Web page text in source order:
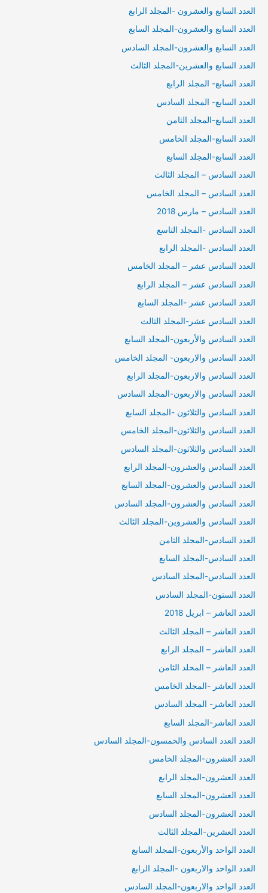
العدد السابع والعشرون -المجلد الرابع
العدد السابع والعشرون-المجلد السابع
العدد السابع والعشرون-المجلد السادس
العدد السابع والعشرين-المجلد الثالث
العدد السابع- المجلد الرابع
العدد السابع- المجلد السادس
العدد السابع-المجلد الثامن
العدد السابع-المجلد الخامس
العدد السابع-المجلد السابع
العدد السادس – المجلد الثالث
العدد السادس – المجلد الخامس
العدد السادس – مارس 2018
العدد السادس -المجلد التاسع
العدد السادس -المجلد الرابع
العدد السادس عشر – المجلد الخامس
العدد السادس عشر – المجلد الرابع
العدد السادس عشر -المجلد السابع
العدد السادس عشر-المجلد الثالث
العدد السادس والأربعون-المجلد السابع
العدد السادس والاربعون- المجلد الخامس
العدد السادس والاربعون-المجلد الرابع
العدد السادس والاربعون-المجلد السادس
العدد السادس والثلاثون -المجلد السابع
العدد السادس والثلاثون-المجلد الخامس
العدد السادس والثلاثون-المجلد السادس
العدد السادس والعشرون-المجلد الرابع
العدد السادس والعشرون-المجلد السابع
العدد السادس والعشرون-المجلد السادس
العدد السادس والعشروين-المجلد الثالث
العدد السادس-المجلد الثامن
العدد السادس-المجلد السابع
العدد السادس-المجلد السادس
العدد الستون-المجلد السادس
العدد العاشر – ابريل 2018
العدد العاشر – المجلد الثالث
العدد العاشر – المجلد الرابع
العدد العاشر – المحلد الثامن
العدد العاشر -المجلد الخامس
العدد العاشر- المجلد السادس
العدد العاشر-المجلد السابع
العدد العدد السادس والخمسون-المجلد السادس
العدد العشرون-المجلد الخامس
العدد العشرون-المجلد الرابع
العدد العشرون-المجلد السابع
العدد العشرون-المجلد السادس
العدد العشرين-المجلد الثالث
العدد الواحد والأربعون-المجلد السابع
العدد الواحد والاربعون -المجلد الرابع
العدد الواحد والاربعون-المجلد السادس